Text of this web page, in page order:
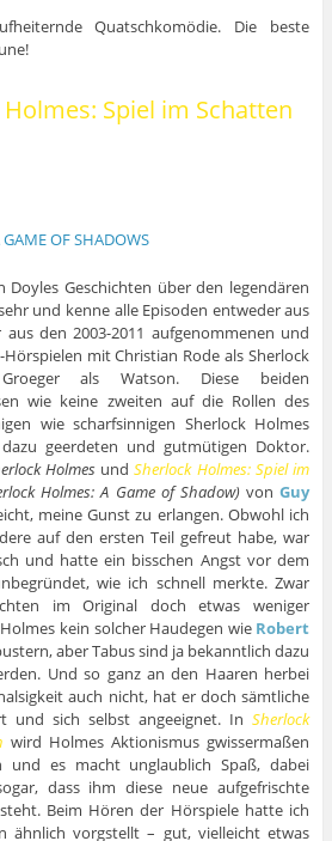
Quatschkomödie. Die beste
Spiel im Schatten
Doyles Geschichten über den legendären
und kenne alle Episoden entweder aus
den 2003-2011 aufgenommenen und
mit Christian Rode als Sherlock
als Watson. Diese beiden
wie keine zweiten auf die Rollen des
wie scharfsinnigen Sherlock Holmes
geerdeten und gutmütigen Doktor.
Holmes undSherlock Holmes: Spiel im
Holmes: A Game of Shadow) vonGuy
meine Gunst zu erlangen. Obwohl ich
auf den ersten Teil gefreut habe, war
und hatte ein bisschen Angst vor dem
wie ich schnell merkte. Zwar
im Original doch etwas weniger
kein solcher Haudegen wie Robert
aber Tabus sind ja bekanntlich dazu
Und so ganz an den Haaren herbei
auch nicht, hat er doch sämtliche
und sich selbst angeeignet. InSherlock
wird Holmes Aktionismus gwissermaßen
und es macht unglaublich Spaß, dabei
dass ihm diese neue aufgefrischte
Beim Hören der Hörspiele hatte ich
ähnlich vorgstellt – gut, vielleicht etwas